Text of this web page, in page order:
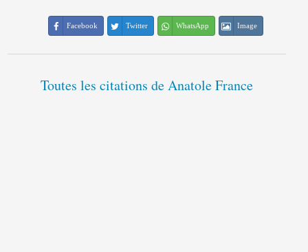
Facebook Twitter WhatsApp Image
Toutes les citations de Anatole France